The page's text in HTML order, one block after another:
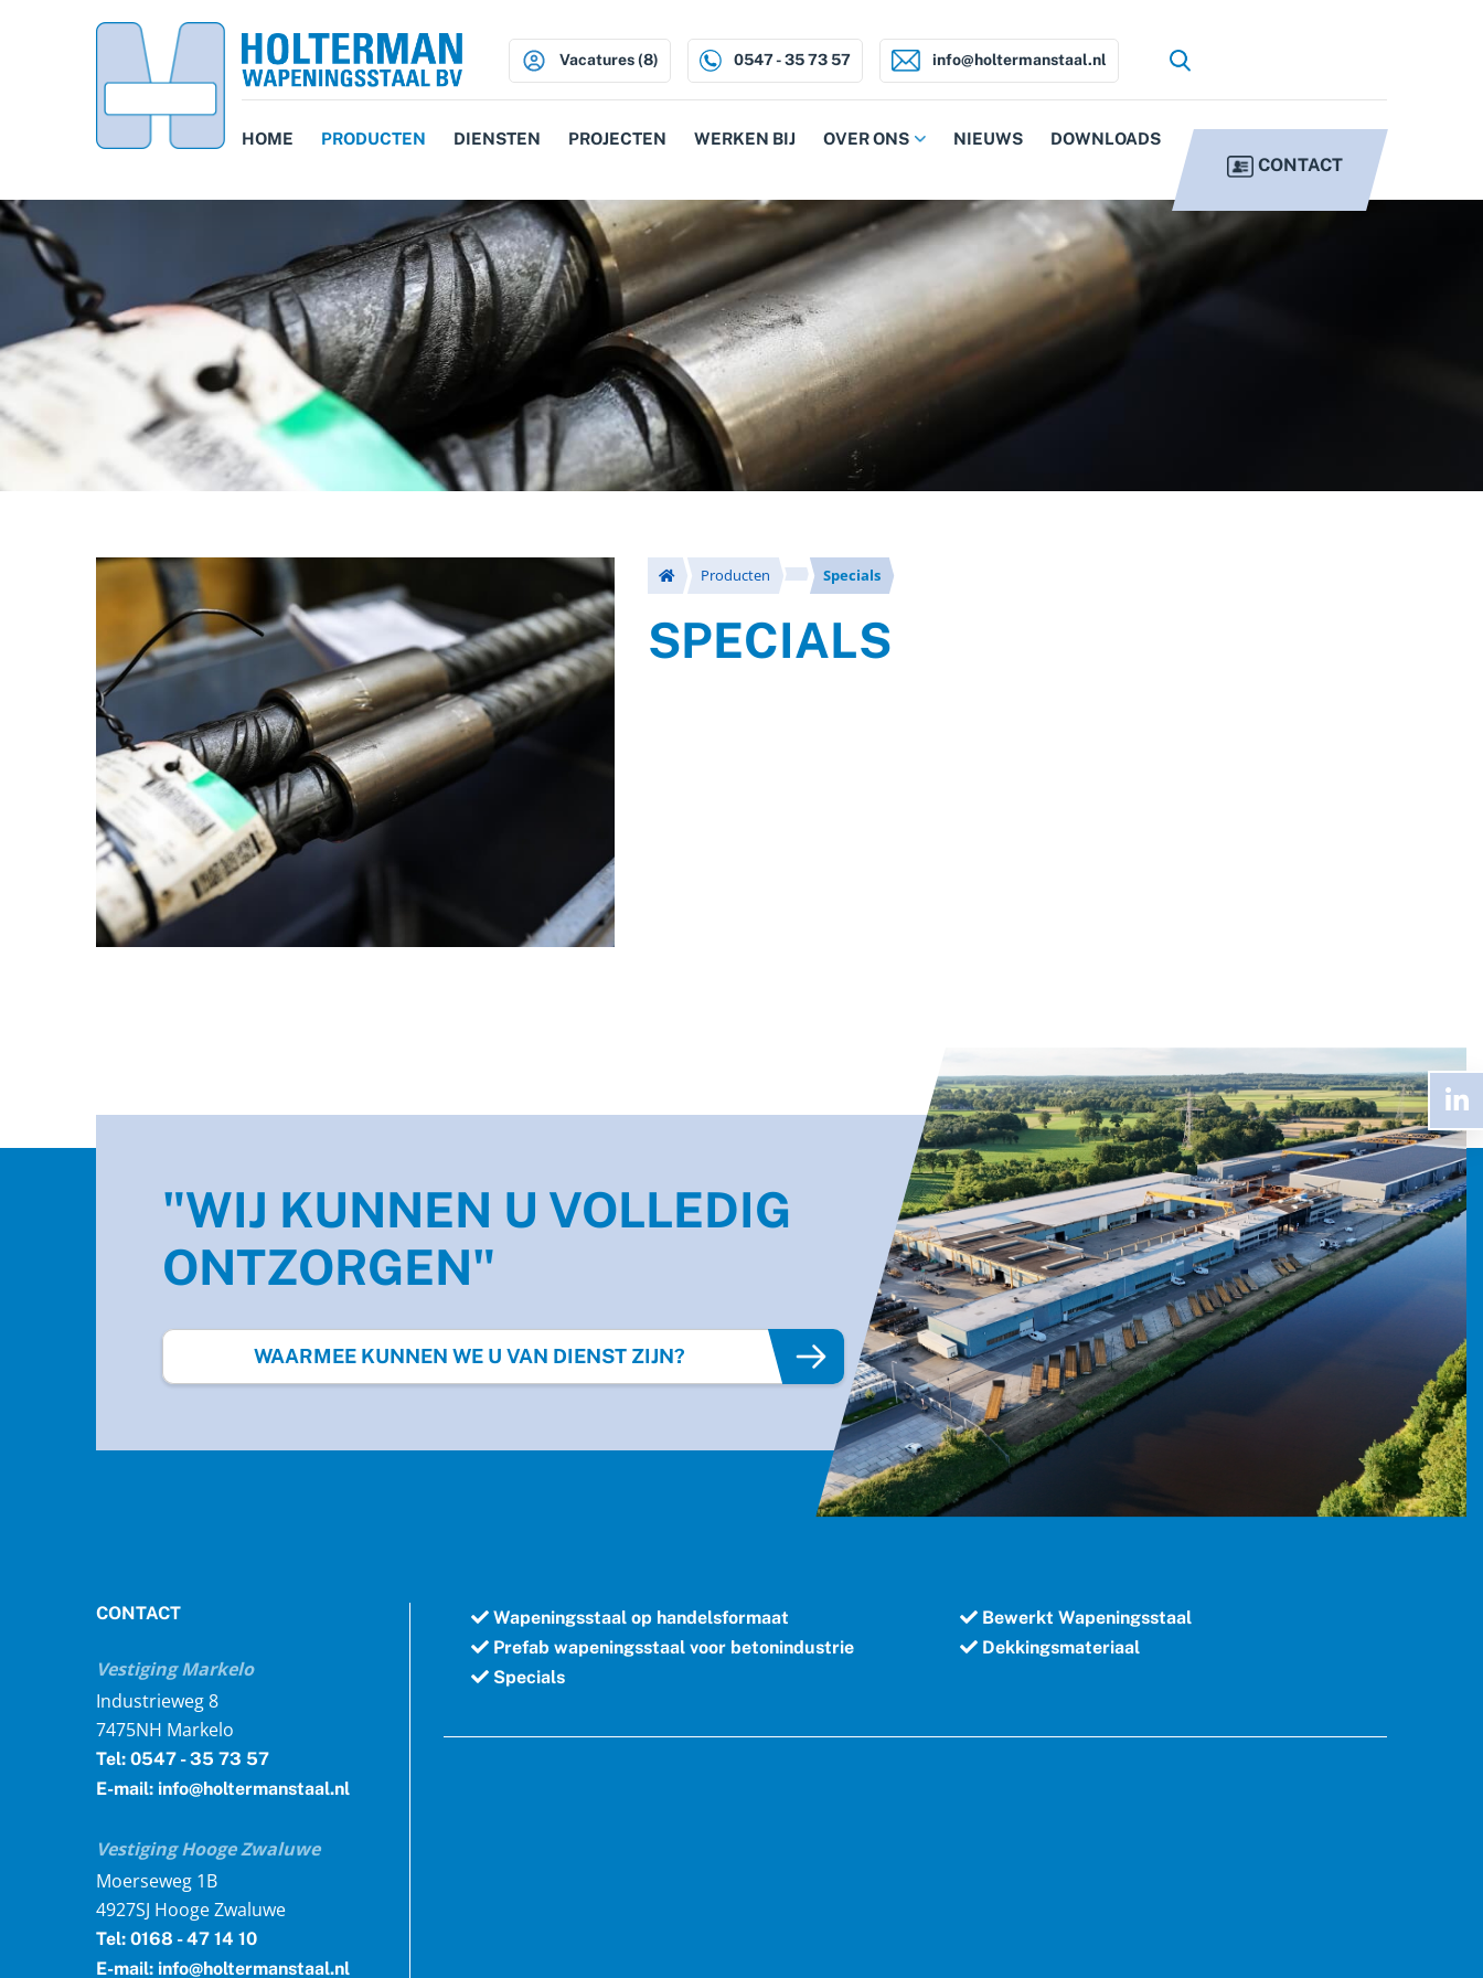
Vacatures (8) 0547 - 35 73 57 info@holtermanstaal.nl
HOME PRODUCTEN DIENSTEN PROJECTEN WERKEN BIJ OVER ONS NIEUWS DOWNLOADS
CONTACT
Producten Specials
SPECIALS
"WIJ KUNNEN U VOLLEDIG
ONTZORGEN"
WAARMEE KUNNEN WE U VAN DIENST ZIJN?
CONTACT
Vestiging Markelo
Industrieweg 8
7475NH Markelo
Tel: 0547 - 35 73 57
E-mail: info@holtermanstaal.nl
Vestiging Hooge Zwaluwe
Moerseweg 1B
4927SJ Hooge Zwaluwe
Tel: 0168 - 47 14 10
E-mail: info@holtermanstaal.nl
Wapeningsstaal op handelsformaat
Bewerkt Wapeningsstaal
Prefab wapeningsstaal voor betonindustrie
Dekkingsmateriaal
Specials